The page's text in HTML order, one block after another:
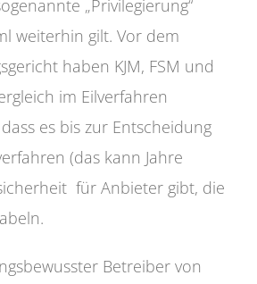
„Privilegierung“
weiterhin gilt. Vor dem
haben KJM, FSM und
im Eilverfahren
es bis zur Entscheidung
(das kann Jahre
für Anbieter gibt, die
Betreiber von